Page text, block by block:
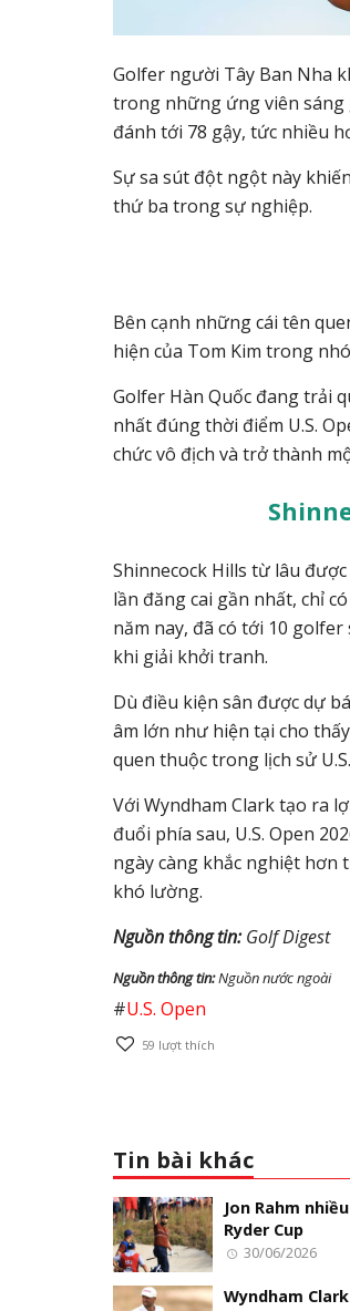
Golfer người Tây Ban Nha
trong những ứng viên sáng
đánh tới 78 gậy, tức nhiều
Sự sa sút đột ngột này
thứ ba trong sự nghiệp.
Bên cạnh những cái tên
hiện của Tom Kim trong
Golfer Hàn Quốc đang trải
nhất đúng thời điểm U.S.
chức vô địch và trở thành
Shinnecock Hills từ lâu
lần đăng cai gần nhất, chỉ
năm nay, đã có tới 10
khi giải khởi tranh.
Dù điều kiện sân được dự
âm lớn như hiện tại cho
quen thuộc trong lịch sử
Với Wyndham Clark tạo ra
đuổi phía sau, U.S. Open
ngày càng khắc nghiệt hơn
khó lường.
Nguồn thông tin:Golf Digest
Nguồn thông tin:Nguồn nước ngoài
#U.S. Open
59 lượt thích
Tin bài khác
Jon Rahm
Ryder Cup
30/06/2026
Wyndham